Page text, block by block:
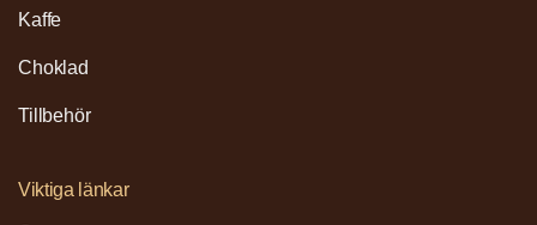
Kaffe
Choklad
Tillbehör
Viktiga länkar